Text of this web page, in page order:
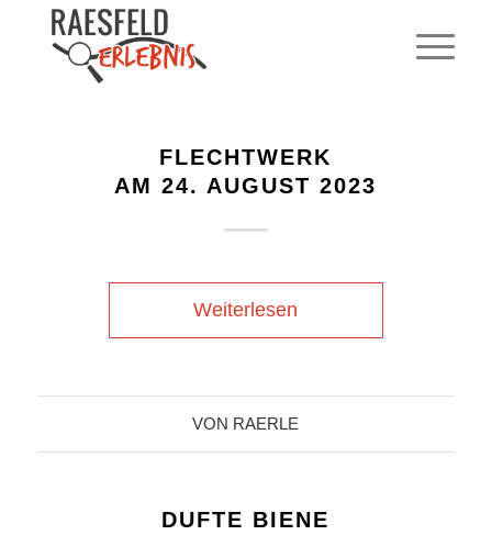
FLECHTWERK
AM 24. AUGUST 2023
Weiterlesen
VON RAERLE
DUFTE BIENE